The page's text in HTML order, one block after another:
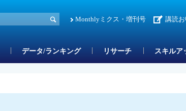
Monthlyミクス・増刊号 講読
データ/ランキング リサーチ スキルア